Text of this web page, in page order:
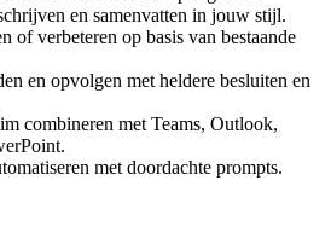
en samenvatten in jouw stijl.
of verbeteren op basis van bestaande
en opvolgen met heldere besluiten en
combineren met Teams, Outlook,
met doordachte prompts.